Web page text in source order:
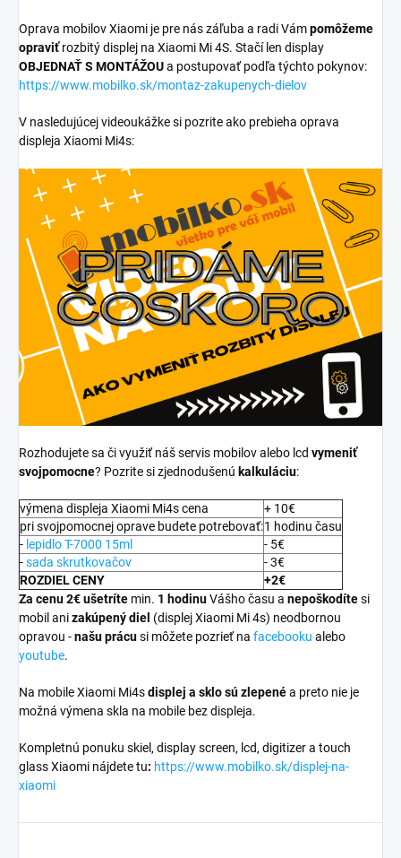
Oprava mobilov Xiaomi je pre nás záľuba a radi Vámpomôžeme
opraviťrozbitý displej na Xiaomi Mi 4S. Stačí len display
OBJEDNAŤ S MONTÁŽOUa postupovať podľa týchto pokynov:
https://www.mobilko.sk/montaz-zakupenych-dielov
V nasledujúcej videoukážke si pozrite ako prebieha oprava
displeja Xiaomi Mi4s:
Rozhodujete sa či využiť náš servis mobilov alebo lcd vymeniť
svojpomocne? Pozrite si zjednodušenú kalkuláciu:
výmena displeja Xiaomi Mi4s cena
+ 10€
pri svojpomocnej oprave budete potrebovať:1 hodinu času
- lepidlo T-7000 15ml
- 5€
-sada skrutkovačov
- 3€
ROZDIEL CENY
+2€
Za cenu 2€ ušetríte min. 1 hodinuVášho času a nepoškodítesi
mobil anizakúpený diel (displej Xiaomi Mi 4s) neodbornou
opravou -našu prácusi môžete pozrieť na facebooku alebo
youtube.
Na mobile Xiaomi Mi4sdisplej a sklo sú zlepenéa preto nie je
možná výmena skla na mobile bez displeja.
Kompletnú ponuku skiel, display screen, lcd, digitizer a touch
glass Xiaomi nájdete tu: https://www.mobilko.sk/displej-na-
xiaomi